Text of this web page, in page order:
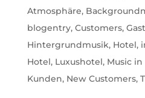
Atmosphäre,
blogentry, Customers,
Hintergrundmusik, Hotel,
Hotel, Luxushotel, Music
Kunden, New Customers,